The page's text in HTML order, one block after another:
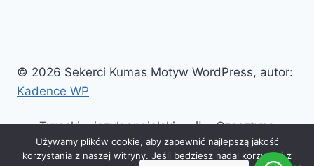
© 2026 Sekerci Kumas Motyw WordPress, autor:
Kadence WP
Turecki język angielski ال
Czesztyna
niemiecki
Ελληνικά hiszpański Français
Używamy plików cookie, aby zapewnić najlepszą jakość
korzystania z naszej witryny. Jeśli będziesz nadal korzystać z